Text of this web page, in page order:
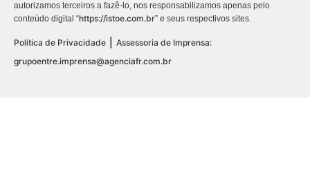
autorizamos terceiros a fazê-lo, nos responsabilizamos apenas pelo
conteúdo digital “https://istoe.com.br” e seus respectivos sites.
Política de Privacidade
Assessoria de Imprensa:
grupoentre.imprensa@agenciafr.com.br